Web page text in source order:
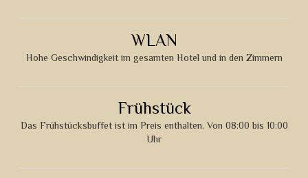
WLAN
Hohe Geschwindigkeit im gesamten Hotel und in den Zimmern
Frühstück
Das Frühstücksbuffet ist im Preis enthalten. Von 08:00 bis 10:00
Uhr